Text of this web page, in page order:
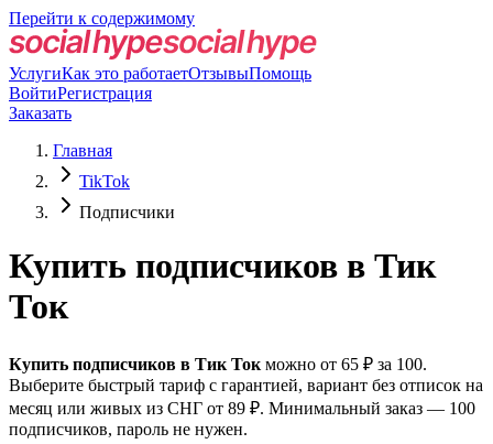
Перейти к содержимому
УслугиКак это работаетОтзывыПомощь
ВойтиРегистрация
Заказать
Главная
TikTok
Подписчики
Купить подписчиков в Тик
Ток
Купить подписчиков в Тик Ток можно от 65 ₽ за 100.
Выберите быстрый тариф с гарантией, вариант без отписок на
месяц или живых из СНГ от 89 ₽. Минимальный заказ — 100
подписчиков, пароль не нужен.